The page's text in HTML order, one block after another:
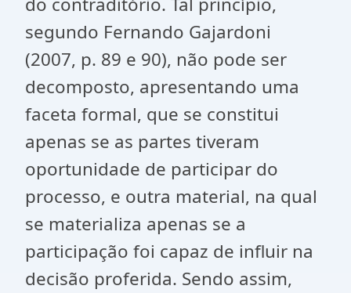
segundo Fernando Gajardoni
(2007, p. 89 e 90), não pode ser
decomposto, apresentando uma
faceta formal, que se constitui
apenas se as partes tiveram
oportunidade de participar do
processo, e outra material, na qual
se materializa apenas se a
participação foi capaz de influir na
decisão proferida. Sendo assim,